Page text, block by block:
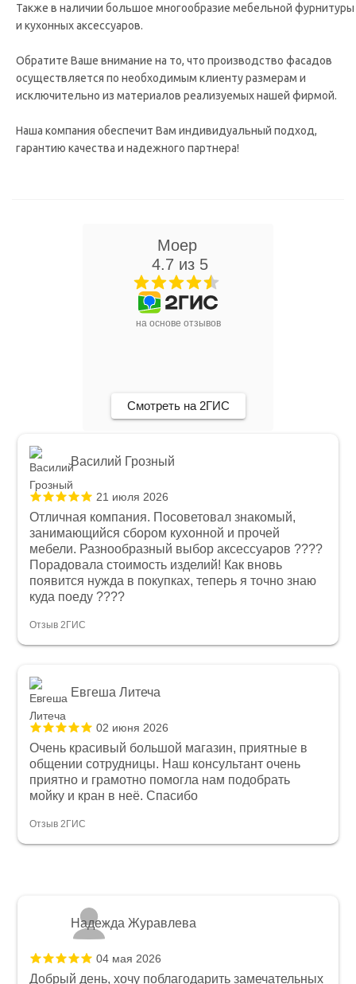
Также в наличии большое многообразие мебельной фурнитуры
и кухонных аксессуаров.
Обратите Ваше внимание на то, что производство фасадов
осуществляется по необходимым клиенту размерам и
исключительно из материалов реализуемых нашей фирмой.
Наша компания обеспечит Вам индивидуальный подход,
гарантию качества и надежного партнера!
Моер
4.7 из 5
на основе отзывов
Смотреть на 2ГИС
Василий Грозный
21 июля 2026
Отличная компания. Посоветовал знакомый,
занимающийся сбором кухонной и прочей
мебели. Разнообразный выбор аксессуаров ????
Порадовала стоимость изделий! Как вновь
появится нужда в покупках, теперь я точно знаю
куда поеду ????
Отзыв 2ГИС
Евгеша Литеча
02 июня 2026
Очень красивый большой магазин, приятные в
общении сотрудницы. Наш консультант очень
приятно и грамотно помогла нам подобрать
мойку и кран в неё. Спасибо
Отзыв 2ГИС
Надежда Журавлева
04 мая 2026
Добрый день, хочу поблагодарить замечательных